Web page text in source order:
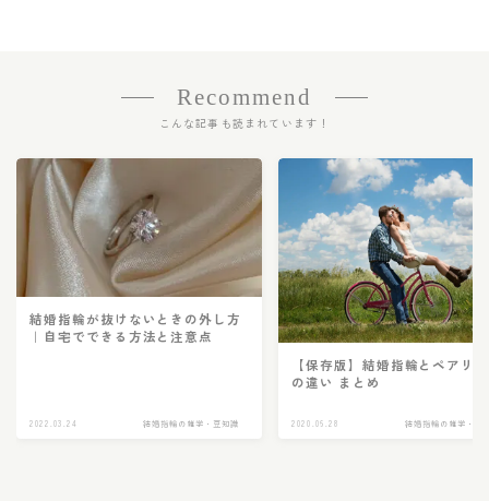
Recommend
こんな記事も読まれています！
結婚指輪が抜けないときの外し方
｜自宅でできる方法と注意点
2022.03.24 結婚指輪の雑学・豆知識
【保存版】結婚指輪とペアリ
の違い まとめ
2020.06.28 結婚指輪の雑学・豆